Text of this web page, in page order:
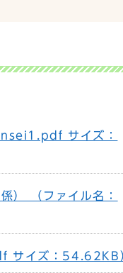
サイズ：
） （ファイル名：
サイズ：54.62KB